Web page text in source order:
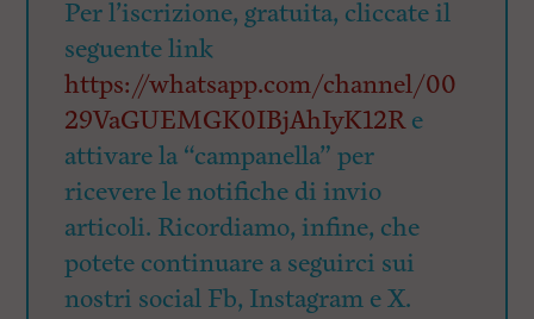
Per l’iscrizione, gratuita, cliccate il
seguente link
https://whatsapp.com/channel/00
29VaGUEMGK0IBjAhIyK12Re
attivare la “campanella” per
ricevere le notifiche di invio
articoli. Ricordiamo, infine, che
potete continuare a seguirci sui
nostri social Fb, Instagram e X.